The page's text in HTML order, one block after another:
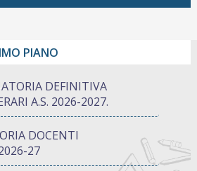
PIANO
DEFINITIVA
A.S. 2026-2027.
DOCENTI
27